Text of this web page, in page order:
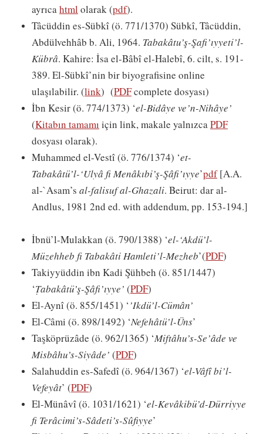
ayrıcahtml olarak (pdf).
Tâcüddin es-Sübkî (ö. 771/1370) Sübkî, Tâcüddin,
Abdülvehhâb b. Ali, 1964. Tabakâtu’ş-Şafi’ıyyeti’l-
Kübrâ. Kahire: İsa el-Bâbî el-Halebî, 6. cilt, s. 191-
389. El-Sübkî’nin bir biyografisine online
ulaşılabilir. (link) (PDFcomplete dosyası)
İbn Kesir (ö. 774/1373) ‘el-Bidâye ve’n-Nihâye’
(Kitabın tamamı için link, makale yalnızcaPDF
dosyası olarak).
Muhammed el-Vestî (ö. 776/1374) ‘et-
Tabakâtü’l-‘Ulyâ fi Menâkıbi’ş-Şâfi’ıyye’pdf[A.A.
al-`Asam’s al-falisuf al-Ghazali. Beirut: dar al-
Andlus, 1981 2nd ed. with addendum, pp. 153-194.]
İbnü’l-Mulakkan (ö. 790/1388) ‘el-‘Akdü’l-
Müzehheb fi Tabakâti Hamleti’l-Mezheb’(PDF)
Takiyyüddin ibn Kadi Şühbeh (ö. 851/1447)
‘Ṭabakâtü’ş-Şâfi’ıyye’ (PDF)
El-Aynî (ö. 855/1451) ‘’Ikdü’l-Cümân’
El-Câmi (ö. 898/1492) ‘Nefehâtü’l-Üns’
Taşköprüzâde (ö. 962/1365) ‘Miftâhu’s-Se’âde ve
Misbâhu’s-Siyâde’ (PDF)
Salahuddin es-Safedî (ö. 964/1367) ‘el-Vâfî bi’l-
Vefeyât’ (PDF)
El-Münâvî (ö. 1031/1621) ‘el-Kevâkibü’d-Dürriyye
fi Terâcimi’s-Sâdeti’s-Sûfiyye’